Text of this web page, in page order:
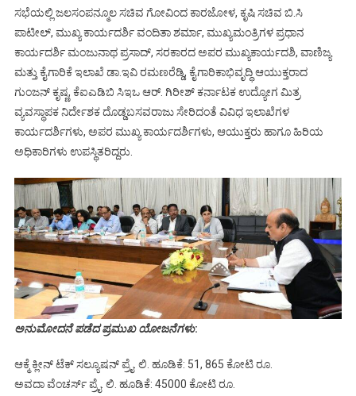
ಸಭೆಯಲ್ಲಿ ಜಲಸಂಪನ್ಮೂಲ ಸಚಿವ ಗೋವಿಂದ ಕಾರಜೋಳ, ಕೃಷಿ ಸಚಿವ ಬಿ.ಸಿ
ಪಾಟೀಲ್‌, ಮುಖ್ಯ ಕಾರ್ಯದರ್ಶಿ ವಂದಿತಾ ಶರ್ಮಾ, ಮುಖ್ಯಮಂತ್ರಿಗಳ ಪ್ರಧಾನ
ಕಾರ್ಯದರ್ಶಿ ಮಂಜುನಾಥ ಪ್ರಸಾದ್, ಸರಕಾರದ ಅಪರ ಮುಖ್ಯಕಾರ್ಯದಶಿ, ವಾಣಿಜ್ಯ
ಮತ್ತು ಕೈಗಾರಿಕೆ ಇಲಾಖೆ ಡಾ.ಇವಿ ರಮಣರೆಡ್ಡಿ, ಕೈಗಾರಿಕಾಭಿವೃದ್ಧಿ ಆಯುಕ್ತರಾದ
ಗುಂಜನ್ ಕೃಷ್ಣ, ಕೆಐಎಡಿಬಿ ಸಿಇಒ ಆರ್. ಗಿರೀಶ್‌ ಕರ್ನಾಟಕ ಉದ್ಯೋಗ ಮಿತ್ರ
ವ್ಯವಸ್ಥಾಪಕ ನಿರ್ದೇಶಕ ದೊಡ್ಡಬಸವರಾಜು ಸೇರಿದಂತೆ ವಿವಿಧ ಇಲಾಖೆಗಳ
ಕಾರ್ಯದರ್ಶಿಗಳು, ಅಪರ ಮುಖ್ಯ ಕಾರ್ಯದರ್ಶಿಗಳು, ಆಯುಕ್ತರು ಹಾಗೂ ಹಿರಿಯ
ಅಧಿಕಾರಿಗಳು ಉಪಸ್ಥಿತರಿದ್ದರು.
ಅನುಮೋದನೆ ಪಡೆದ ಪ್ರಮುಖ ಯೋಜನೆಗಳು:
ಆಕ್ಮೆ ಕ್ಲೀನ್‌ ಟೆಕ್‌ ಸಲ್ಯೂಷನ್‌ ಪ್ರೈ. ಲಿ. ಹೂಡಿಕೆ: 51, 865 ಕೋಟಿ ರೂ.
ಅವದಾ ವೆಂಚರ್ಸ್‌ ಪ್ರೈ. ಲಿ. ಹೂಡಿಕೆ: 45000 ಕೋಟಿ ರೂ.